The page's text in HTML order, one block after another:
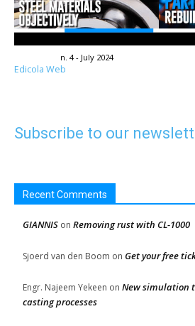
n. 4 - July 2024
Edicola Web
Subscribe to our
Recent Comments
GIANNIS on Removing rust with CL-1000
Sjoerd van den Boom on Get your free
Engr. Najeem Yekeen on New simulation
casting processes